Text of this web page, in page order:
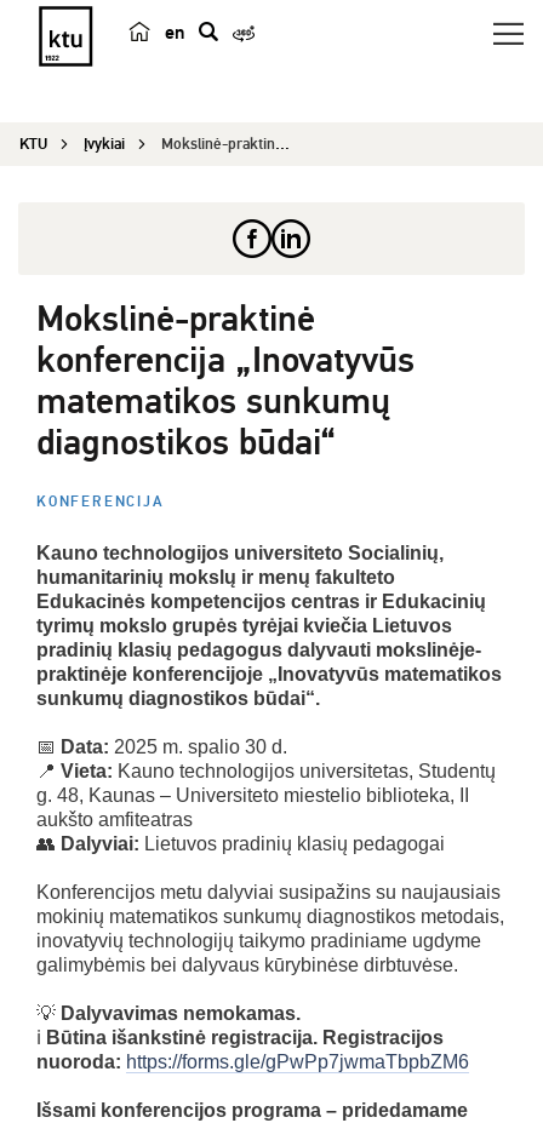
en
e
KTU Įvykiai Mokslinė-praktinė konferencija „Inovatyvūs matem...
Mokslinė-praktinė
konferencija „Inovatyvūs
matematikos sunkumų
diagnostikos būdai“
KONFERENCIJA
Kauno technologijos universiteto Socialinių,
humanitarinių mokslų ir menų fakulteto
Edukacinės kompetencijos centras ir Edukacinių
tyrimų mokslo grupės tyrėjai kviečia Lietuvos
pradinių klasių pedagogus dalyvauti mokslinėje-
praktinėje konferencijoje „Inovatyvūs matematikos
sunkumų diagnostikos būdai“.
📅 Data: 2025 m. spalio 30 d.
📍 Vieta: Kauno technologijos universitetas, Studentų
g. 48, Kaunas – Universiteto miestelio biblioteka, II
aukšto amfiteatras
👥 Dalyviai: Lietuvos pradinių klasių pedagogai
Konferencijos metu dalyviai susipažins su naujausiais
mokinių matematikos sunkumų diagnostikos metodais,
inovatyvių technologijų taikymo pradiniame ugdyme
galimybėmis bei dalyvaus kūrybinėse dirbtuvėse.
💡 Dalyvavimas nemokamas.
ℹ️ Būtina išankstinė registracija. Registracijos
nuoroda: https://forms.gle/gPwPp7jwmaTbpbZM6
Išsami konferencijos programa – pridedamame